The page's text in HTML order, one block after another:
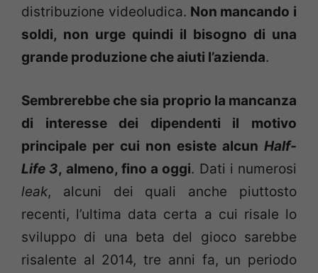
distribuzione videoludica. Non mancando i
soldi, non urge quindi il bisogno di una
grande produzione che aiuti l’azienda.
Sembrerebbe che sia proprio la mancanza
di interesse dei dipendenti il motivo
principale per cui non esiste alcun Half-
Life 3, almeno, fino a oggi. Dati i numerosi
leak, alcuni dei quali anche piuttosto
recenti, l’ultima data certa a cui risale lo
sviluppo di una beta del gioco sarebbe
risalente al 2014, tre anni fa, un periodo